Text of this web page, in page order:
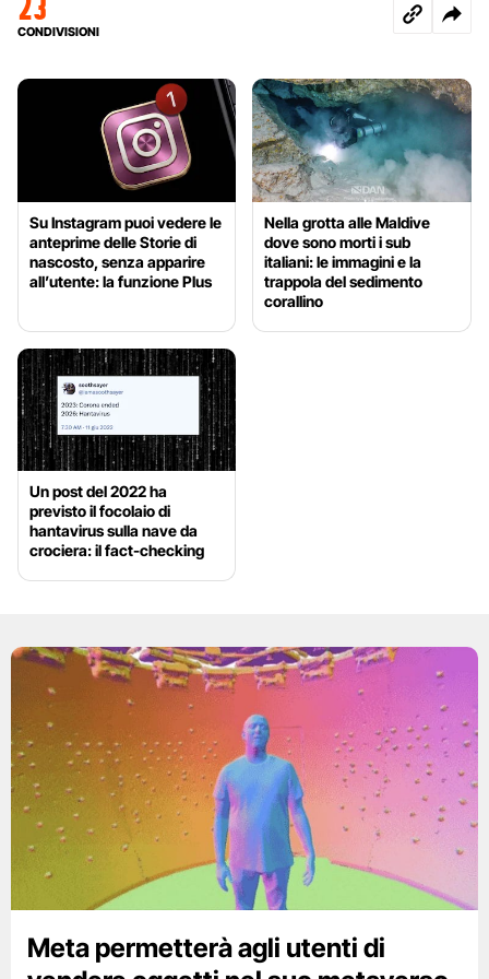
CONDIVISIONI
Su Instagram puoi vedere le
anteprime delle Storie di
nascosto, senza apparire
all’utente: la funzione Plus
Nella grotta alle Maldive
dove sono morti i sub
italiani: le immagini e la
trappola del sedimento
corallino
Un post del 2022 ha
previsto il focolaio di
hantavirus sulla nave da
crociera: il fact-checking
Meta permetterà agli utenti di